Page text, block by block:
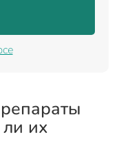
их